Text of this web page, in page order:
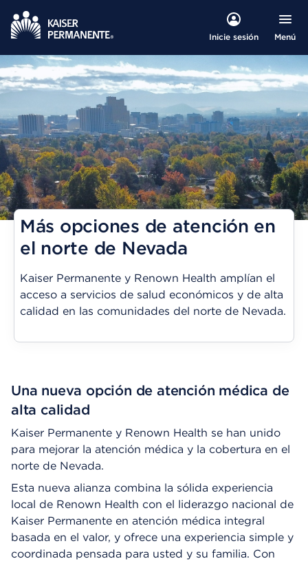
Inicie sesión Menú
Más opciones de atención en
el norte de Nevada
Kaiser Permanente y Renown Health amplían el
acceso a servicios de salud económicos y de alta
calidad en las comunidades del norte de Nevada.
Una nueva opción de atención médica de
alta calidad
Kaiser Permanente y Renown Health se han unido
para mejorar la atención médica y la cobertura en el
norte de Nevada.
Esta nueva alianza combina la sólida experiencia
local de Renown Health con el liderazgo nacional de
Kaiser Permanente en atención médica integral
basada en el valor, y ofrece una experiencia simple y
coordinada pensada para usted y su familia. Con